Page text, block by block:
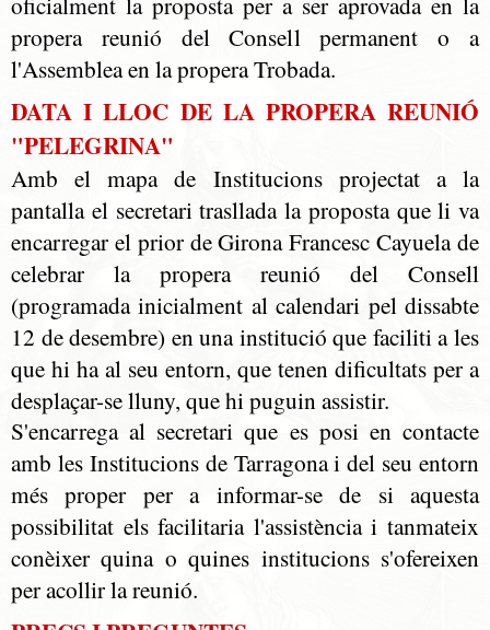
propera reunió del Consell permanent o a
l'Assemblea en la propera Trobada.
DATA I LLOC DE LA PROPERA REUNIÓ
"PELEGRINA"
Amb el mapa de Institucions projectat a la
pantalla el secretari trasllada la proposta que li va
encarregar el prior de Girona Francesc Cayuela de
celebrar la propera reunió del Consell
(programada inicialment al calendari pel dissabte
12 de desembre) en una institució que faciliti a les
que hi ha al seu entorn, que tenen dificultats per a
desplaçar-se lluny, que hi puguin assistir.
S'encarrega al secretari que es posi en contacte
amb les Institucions de Tarragona i del seu entorn
més proper per a informar-se de si aquesta
possibilitat els facilitaria l'assistència i tanmateix
conèixer quina o quines institucions s'ofereixen
per acollir la reunió.